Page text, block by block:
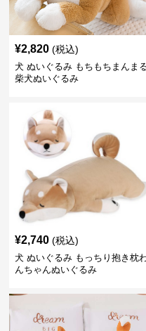
¥2,820 (税込)
犬 ぬいぐるみ もちもちまんま
柴犬ぬいぐるみ
¥2,740 (税込)
犬 ぬいぐるみ もっちり抱き枕
んちゃんぬいぐるみ